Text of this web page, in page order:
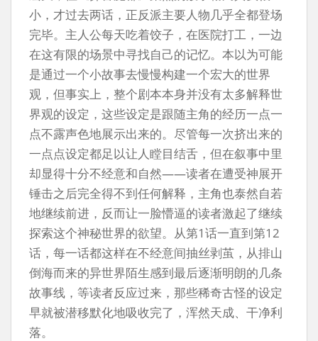
小，才过去两话，正反派主要人物几乎全都登场
完毕。主人公每天吃着饺子，在医院打工，一边
在这有限的场景中寻找自己的记忆。本以为可能
是通过一个小故事去慢慢构建一个宏大的世界
观，但事实上，整个剧本本身并没有太多解释世
界观的设定，这些设定是跟随主角的经历一点一
点不露声色地展示出来的。尽管每一次挤出来的
一点点设定都足以让人瞠目结舌，但在叙事中里
却显得十分不经意和自然——读者在遭受神展开
锤击之后完全得不到任何解释，主角也泰然自若
地继续前进，反而让一脸懵逼的读者激起了继续
探索这个神秘世界的欲望。从第1话一直到第12
话，每一话都这样在不经意间抽丝剥茧，从排山
倒海而来的异世界陌生感到最后逐渐明朗的几条
故事线，等读者反应过来，那些稀奇古怪的设定
早就被潜移默化地吸收完了，浑然天成、干净利
落。